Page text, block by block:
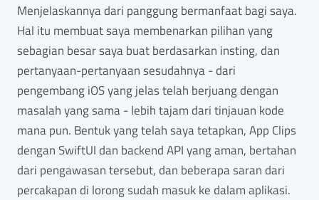
Menjelaskannya dari panggung bermanfaat bagi saya.
Hal itu membuat saya membenarkan pilihan yang
sebagian besar saya buat berdasarkan insting, dan
pertanyaan-pertanyaan sesudahnya - dari
pengembang iOS yang jelas telah berjuang dengan
masalah yang sama - lebih tajam dari tinjauan kode
mana pun. Bentuk yang telah saya tetapkan, App Clips
dengan SwiftUI dan backend API yang aman, bertahan
dari pengawasan tersebut, dan beberapa saran dari
percakapan di lorong sudah masuk ke dalam aplikasi.